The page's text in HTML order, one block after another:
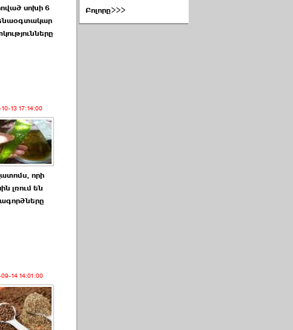
սոխի 6
13 17:14:00
որի
լռում են
14 14:01:00
Բոլորը>>>